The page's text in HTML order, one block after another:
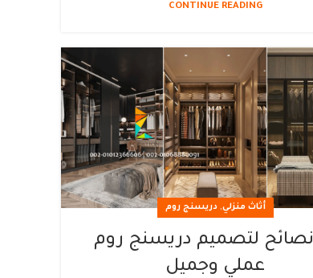
CONTINUE READING
أثاث منزلي, دريسنج روم
10 نصائح لتصميم دريسنج روم
عملي وجميل